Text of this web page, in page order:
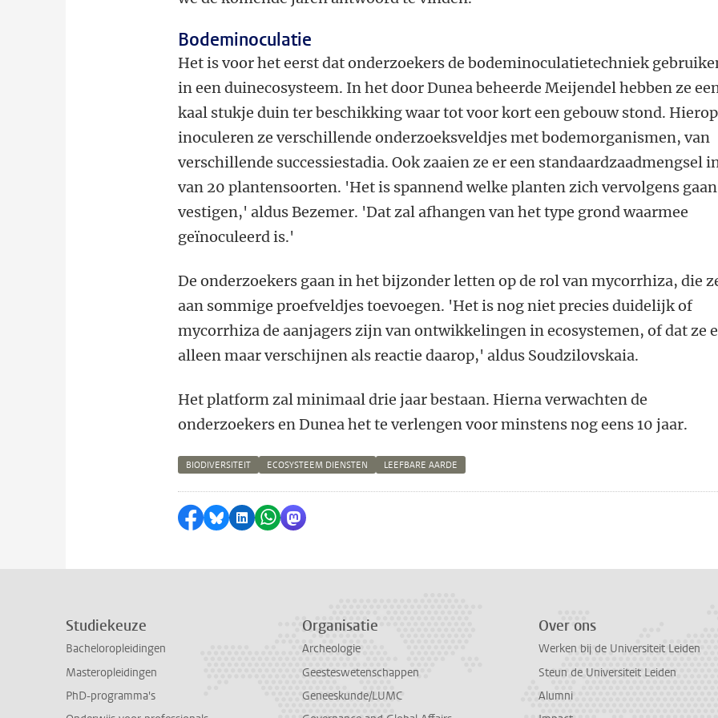
Bodeminoculatie
Het is voor het eerst dat onderzoekers de bodeminoculatietechniek
in een duinecosysteem. In het door Dunea beheerde Meijendel hebben ze
kaal stukje duin ter beschikking waar tot voor kort een gebouw stond. Hierop
inoculeren ze verschillende onderzoeksveldjes met bodemorganismen, van
verschillende successiestadia. Ook zaaien ze er een standaardzaadmengsel
van 20 plantensoorten. 'Het is spannend welke planten zich vervolgens gaan
vestigen,' aldus Bezemer. 'Dat zal afhangen van het type grond waarmee
geïnoculeerd is.'
De onderzoekers gaan in het bijzonder letten op de rol van mycorrhiza, die
aan sommige proefveldjes toevoegen. 'Het is nog niet precies duidelijk of
mycorrhiza de aanjagers zijn van ontwikkelingen in ecosystemen, of dat ze
alleen maar verschijnen als reactie daarop,' aldus Soudzilovskaia.
Het platform zal minimaal drie jaar bestaan. Hierna verwachten de
onderzoekers en Dunea het te verlengen voor minstens nog eens 10 jaar.
BIODIVERSITEIT ECOSYSTEEM DIENSTEN LEEFBARE AARDE
Delen op Facebook
Delen via Bluesky
Delen op LinkedIn
Delen via WhatsApp
Delen via Mastodon
Studiekeuze
Bacheloropleidingen
Masteropleidingen
PhD-programma's
Organisatie
Archeologie
Geesteswetenschappen
Geneeskunde/LUMC
Over ons
Werken bij de Universiteit Leiden
Steun de Universiteit Leiden
Alumni